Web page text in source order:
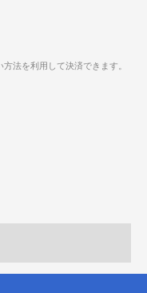
法を利用して決済できます。